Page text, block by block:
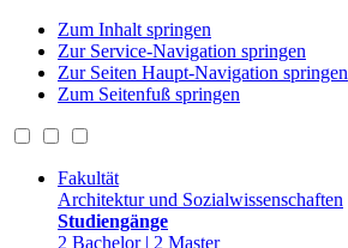
Zum Inhalt springen
Zur Service-Navigation springen
Zur Seiten Haupt-Navigation springen
Zum Seitenfuß springen
Fakultät
Architektur und Sozialwissenschaften
Studiengänge
2 Bachelor | 2 Master